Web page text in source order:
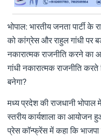
भोपाल: भारतीय जनता पार्टी के
को कांग्रेस और राहुल गांधी पर
नकारात्मक राजनीति करने का
गांधी नकारात्मक राजनीति
बनेगा?
मध्य प्रदेश की राजधानी
स्तरीय कार्यशाला का
प्रेस कॉन्फ्रेंस में कहा कि भाजपा